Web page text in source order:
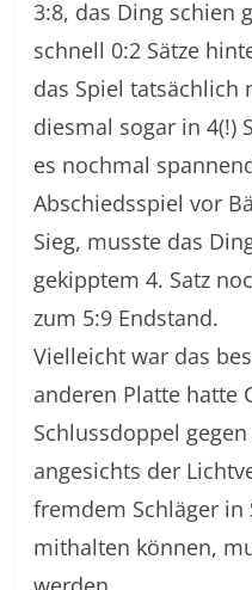
3:8, das Ding schien
schnell 0:2 Sätze
das Spiel tatsächlich
diesmal sogar in 4(!)
es nochmal
Abschiedsspiel vor
Sieg, musste das
gekipptem 4. Satz
zum 5:9 Endstand.
Vielleicht war das
anderen Platte hatte
Schlussdoppel
angesichts der
fremdem Schläger in
mithalten können,